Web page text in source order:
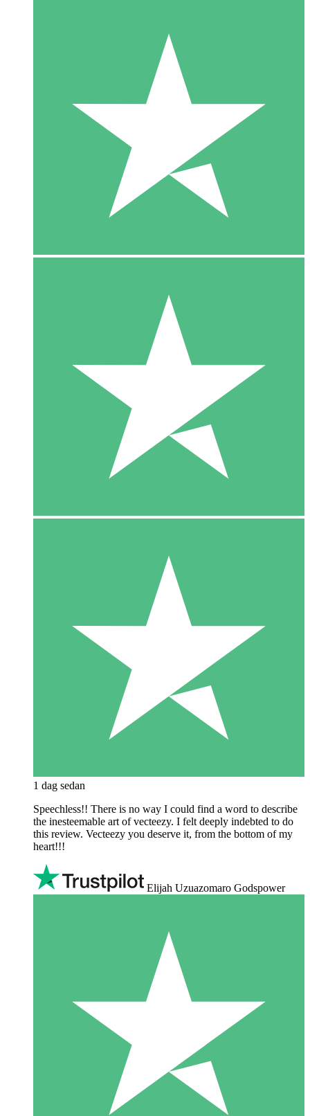
1 dag sedan
Speechless!! There is no way I could find a word to describe
the inesteemable art of vecteezy. I felt deeply indebted to do
this review. Vecteezy you deserve it, from the bottom of my
heart!!!
Elijah Uzuazomaro Godspower